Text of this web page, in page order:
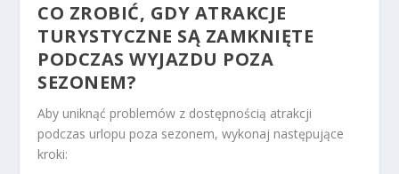
CO ZROBIĆ, GDY ATRAKCJE
TURYSTYCZNE SĄ ZAMKNIĘTE
PODCZAS WYJAZDU POZA
SEZONEM?
Aby uniknąć problemów z dostępnością atrakcji
podczas urlopu poza sezonem, wykonaj następujące
kroki: